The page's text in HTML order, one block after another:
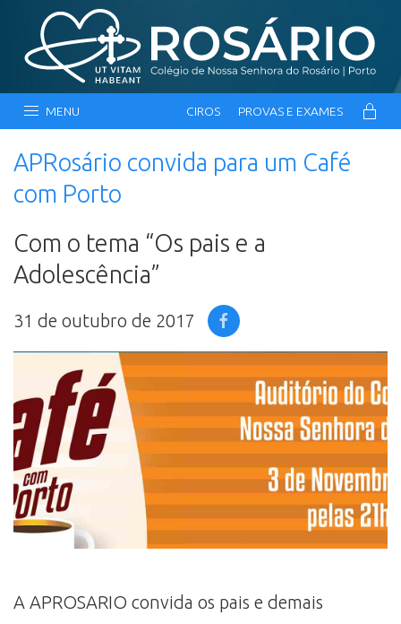
MENU CIROS PROVAS E EXAMES
APRosário convida para um Café
com Porto
Com o tema “Os pais e a
Adolescência”
31 de outubro de 2017
A APROSARIO convida os pais e demais